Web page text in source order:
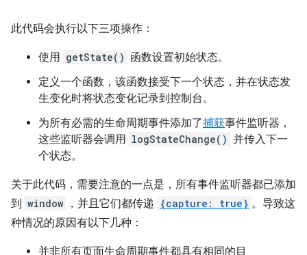
此代码会执行以下三项操作：
使用 getState() 函数设置初始状态。
定义一个函数，该函数接受下一个状态，并在状态发
生变化时将状态变化记录到控制台。
为所有必需的生命周期事件添加了捕获事件监听器，
这些监听器会调用 logStateChange() 并传入下一
个状态。
关于此代码，需要注意的一点是，所有事件监听器都已添加
到 window ，并且它们都传递 {capture: true} 。导致这
种情况的原因有以下几种：
并非所有页面生命周期事件都具有相同的目